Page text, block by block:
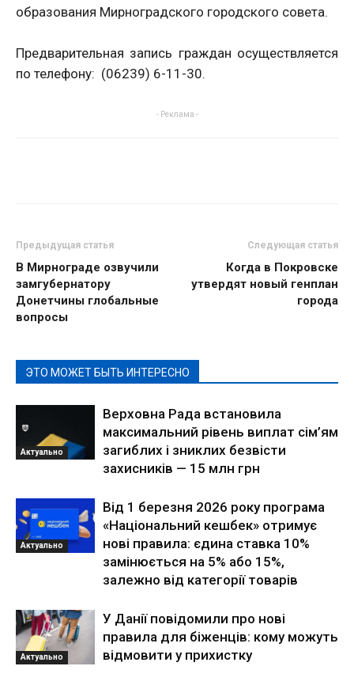
образования Мирноградского городского совета.
Предварительная запись граждан осуществляется
по телефону: (06239) 6-11-30.
- Реклама -
Предыдущая статья
В Мирнограде озвучили
замгубернатору
Донетчины глобальные
вопросы
Следующая статья
Когда в Покровске
утвердят новый генплан
города
ЭТО МОЖЕТ БЫТЬ ИНТЕРЕСНО
Актуально
Верховна Рада встановила
максимальний рівень виплат сім’ям
загиблих і зниклих безвісти
захисників — 15 млн грн
Актуально
Від 1 березня 2026 року програма
«Національний кешбек» отримує
нові правила: єдина ставка 10%
замінюється на 5% або 15%,
залежно від категорії товарів
Актуально
У Данії повідомили про нові
правила для біженців: кому можуть
відмовити у прихистку